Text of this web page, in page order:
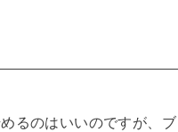
るのはいいのですが、